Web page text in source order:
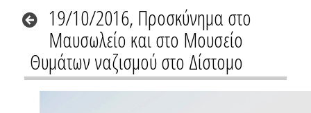
19/10/2016, Προσκύνημα στο
Μαυσωλείο και στο Μουσείο
Θυμάτων ναζισμού στο Δίστομο